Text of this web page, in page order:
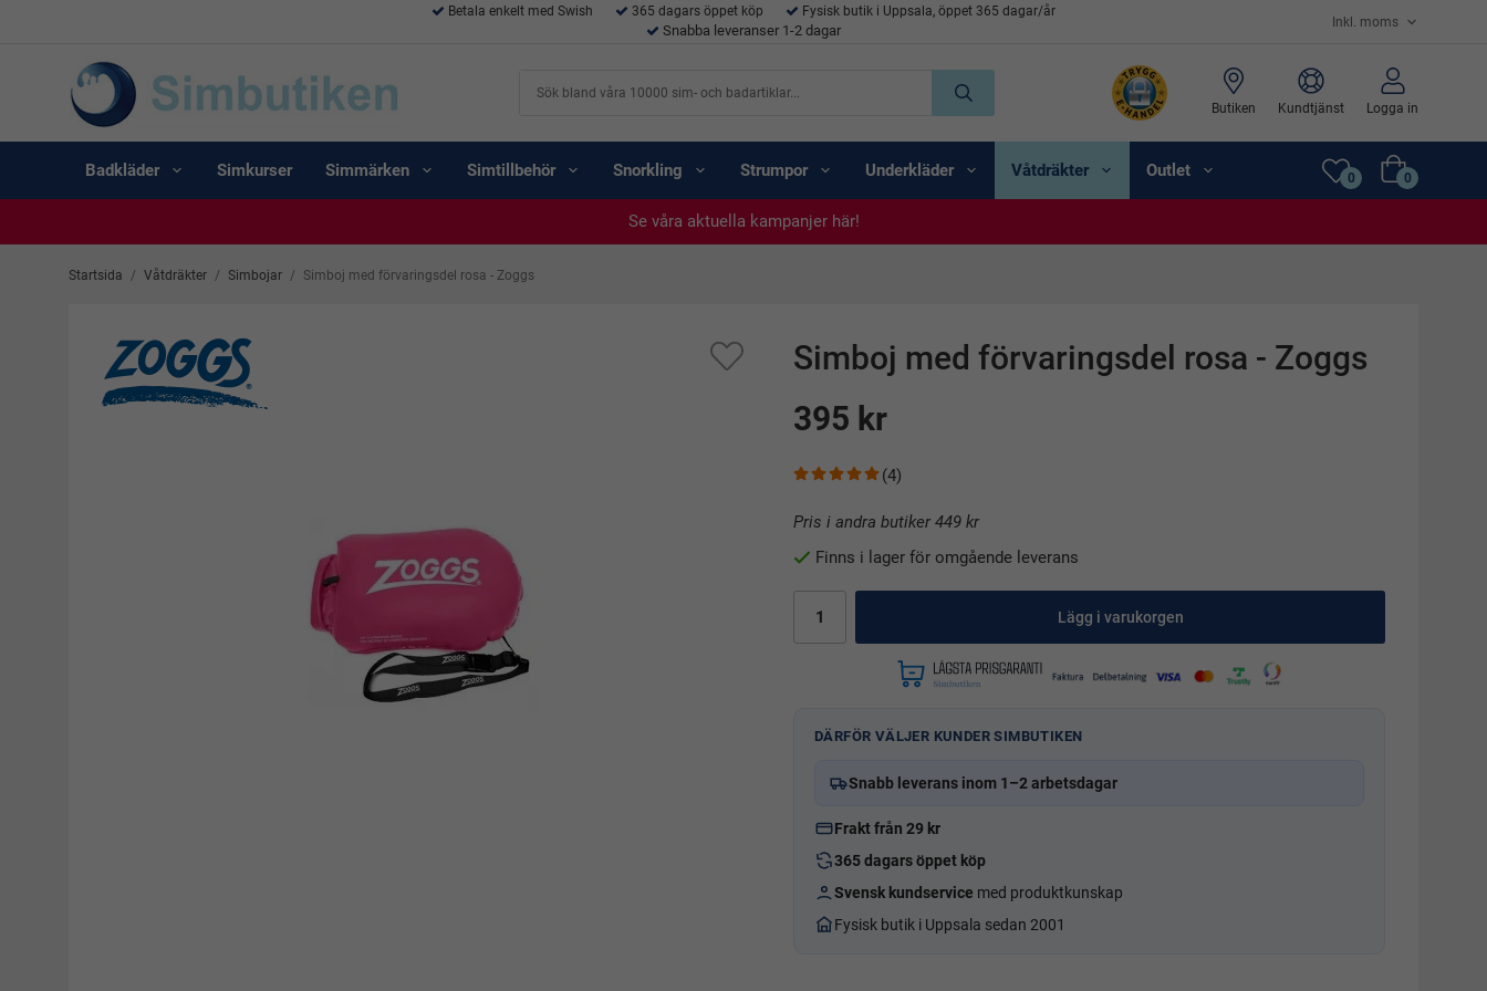
Betala enkelt med Swish 365 dagars öppet köp Fysisk butik i Uppsala, öppet 365 dagar/år
Snabba leveranser 1-2 dagar
Butiken Kundtjänst Logga in
Badkläder Simkurser Simmärken Simtillbehör Snorkling Strumpor Underkläder Våtdräkter Outlet 0 0
Se våra aktuella kampanjer här!
Se våra aktuella kampanjer här!
Se våra aktuella kampanjer här!
Se våra aktuella kampanjer här!
Startsida / Våtdräkter / Simbojar / Simboj med förvaringsdel rosa - Zoggs
Simboj med förvaringsdel rosa - Zoggs
395 kr
(4)
Pris i andra butiker 449 kr
Finns i lager för omgående leverans
Lägg i varukorgen
DÄRFÖR VÄLJER KUNDER SIMBUTIKEN
Snabb leverans inom 1–2 arbetsdagar
Frakt från 29 kr
365 dagars öppet köp
Svensk kundservice med produktkunskap
Fysisk butik i Uppsala sedan 2001